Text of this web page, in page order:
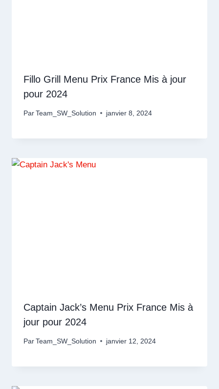
Fillo Grill Menu Prix France Mis à jour
pour 2024
Par Team_SW_Solution janvier 8, 2024
Captain Jack’s Menu Prix France Mis à
jour pour 2024
Par Team_SW_Solution janvier 12, 2024